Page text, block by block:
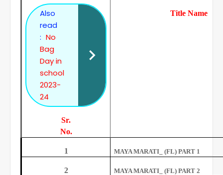
Also
read
: No
Bag
Day in
school
2023-
24
Sr.
No.
Title Name
1 MAYA MARATI_ (FL) PART 1
2 MAYA MARATI_ (FL) PART 2